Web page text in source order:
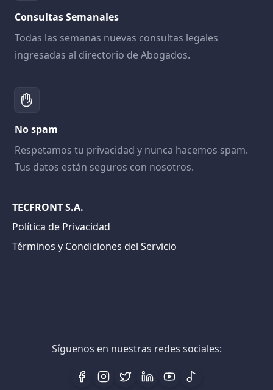
Consultas Semanales
Todas las semanas nuevas consultas legales
ingresadas al directorio de Abogados.
No spam
Respetamos tu privacidad y nunca hacemos spam.
Tus datos están seguros con nosotros.
TECFRONT S.A.
Política de Privacidad
Términos y Condiciones del Servicio
Síguenos en nuestras redes sociales: